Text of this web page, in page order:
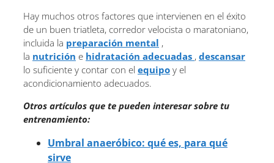
Hay muchos otros factores que intervienen en el éxito
de un buen triatleta, corredor velocista o maratoniano,
incluida la preparación mental ,
la nutrición e hidratación adecuadas , descansar
lo suficiente y contar con el equipo y el
acondicionamiento adecuados.
Otros artículos que te pueden interesar sobre tu
entrenamiento:
Umbral anaeróbico: qué es, para qué
sirve